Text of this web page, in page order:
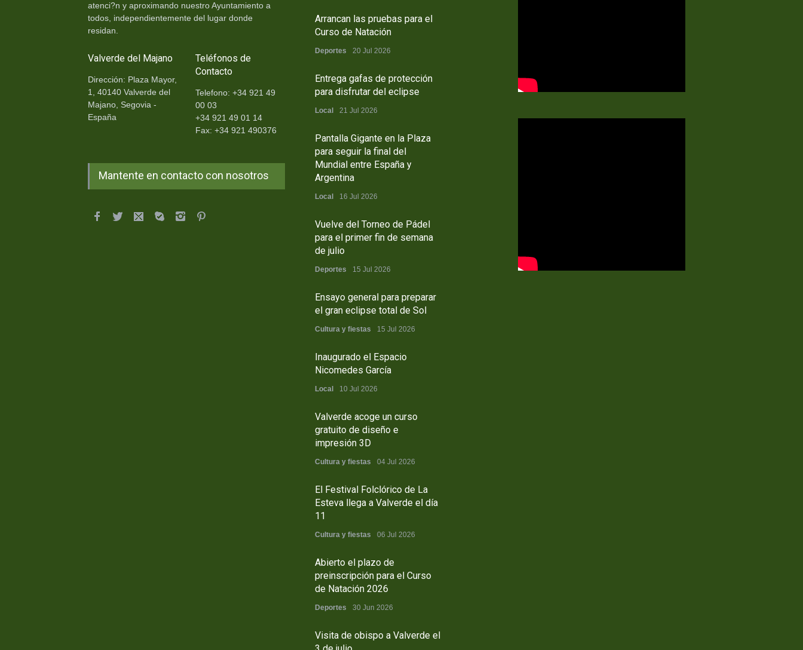
atenci?n y aproximando nuestro Ayuntamiento a
todos, independientemente del lugar donde
residan.
Valverde del Majano
Dirección: Plaza Mayor,
1, 40140 Valverde del
Majano, Segovia -
España
Teléfonos de
Contacto
Telefono: +34 921 49
00 03
+34 921 49 01 14
Fax: +34 921 490376
Mantente en contacto con nosotros
Arrancan las pruebas para el
Curso de Natación
Deportes 20 Jul 2026
Entrega gafas de protección
para disfrutar del eclipse
Local 21 Jul 2026
Pantalla Gigante en la Plaza
para seguir la final del
Mundial entre España y
Argentina
Local 16 Jul 2026
Vuelve del Torneo de Pádel
para el primer fin de semana
de julio
Deportes 15 Jul 2026
Ensayo general para preparar
el gran eclipse total de Sol
Cultura y fiestas 15 Jul 2026
Inaugurado el Espacio
Nicomedes García
Local 10 Jul 2026
Valverde acoge un curso
gratuito de diseño e
impresión 3D
Cultura y fiestas 04 Jul 2026
El Festival Folclórico de La
Esteva llega a Valverde el día
11
Cultura y fiestas 06 Jul 2026
Abierto el plazo de
preinscripción para el Curso
de Natación 2026
Deportes 30 Jun 2026
Visita de obispo a Valverde el